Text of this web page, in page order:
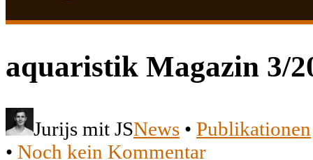
aquaristik Magazin 3/
Jurijs mit JSNews • Publikationen
• Noch kein Kommentar